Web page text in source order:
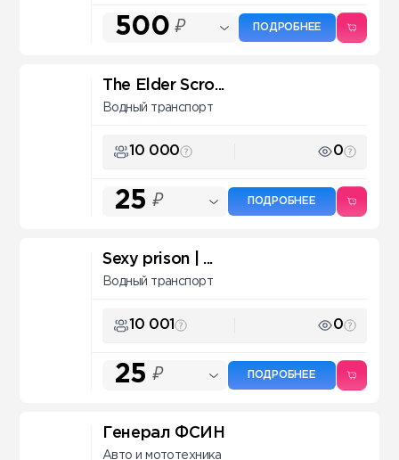
500 ₽ ПОДРОБНЕЕ
The Elder Scro...
Водный транспорт
10 000 0
25 ₽ ПОДРОБНЕЕ
Sexy prison | ...
Водный транспорт
10 001 0
25 ₽ ПОДРОБНЕЕ
Генерал ФСИН
Авто и мототехника